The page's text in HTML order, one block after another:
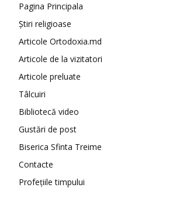
Pagina Principala
Știri religioase
Articole Ortodoxia.md
Articole de la vizitatori
Articole preluate
Tâlcuiri
Bibliotecă video
Gustări de post
Biserica Sfinta Treime
Contacte
Profețiile timpului